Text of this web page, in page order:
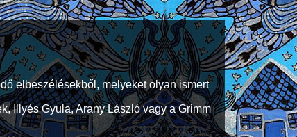
elbeszélésekből, melyeket olyan ismert
Illyés Gyula, Arany László vagy a Grimm